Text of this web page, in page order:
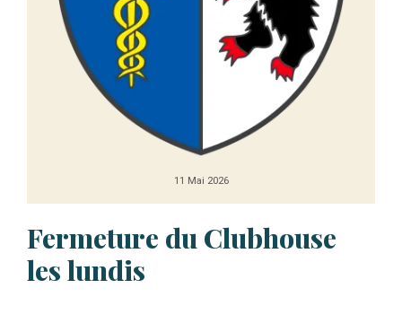
11 Mai 2026
Fermeture du Clubhouse
les lundis